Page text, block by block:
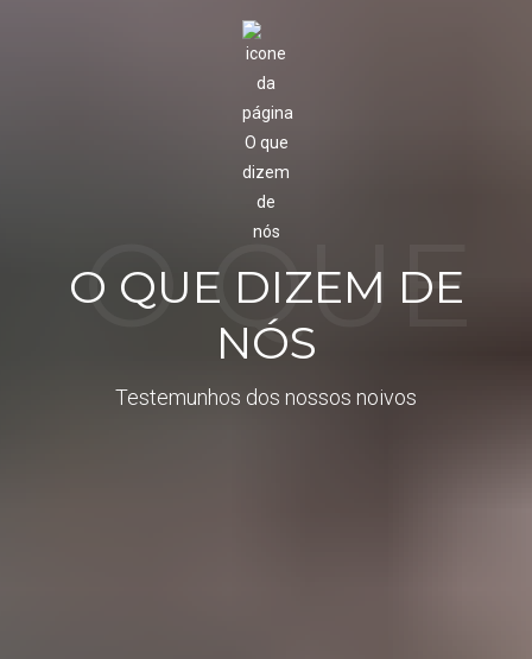
O QUE DIZEM DE
NÓS
O QUE
DIZEM
Testemunhos dos nossos noivos